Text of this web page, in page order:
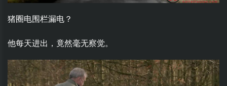
猪圈电围栏漏电？
他每天进出，竟然毫无察觉。